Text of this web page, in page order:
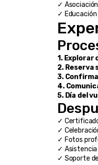
✓
✓
1. Explorar
2. Reserva
3.
4.
5. Día del
✓
✓
✓ Fotos
✓ Asistencia
✓ Soporte